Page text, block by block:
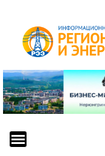
content